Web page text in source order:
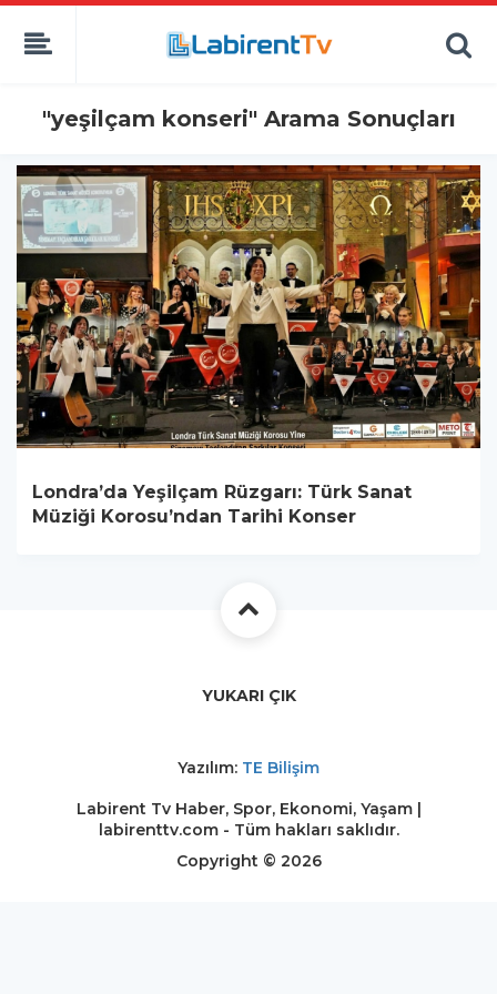
"yeşilçam konseri" Arama Sonuçları
Londra’da Yeşilçam Rüzgarı: Türk Sanat
Müziği Korosu’ndan Tarihi Konser
YUKARI ÇIK
Yazılım: TE Bilişim
Labirent Tv Haber, Spor, Ekonomi, Yaşam |
labirenttv.com - Tüm hakları saklıdır.
Copyright © 2026